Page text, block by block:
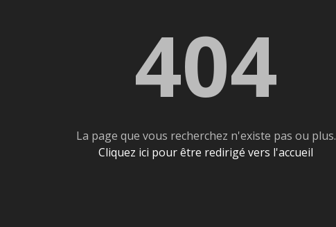
404
La page que vous recherchez n'existe pas ou plus.
Cliquez ici pour être redirigé vers l'accueil